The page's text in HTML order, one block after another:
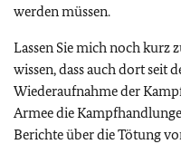
werden müssen.
Lassen Sie mich noch kurz
wissen, dass auch dort seit
Wiederaufnahme der
Armee die
Berichte über die Tötung